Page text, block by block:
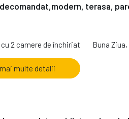
terasa,
2 camere de închiriat Buna
multe detalii